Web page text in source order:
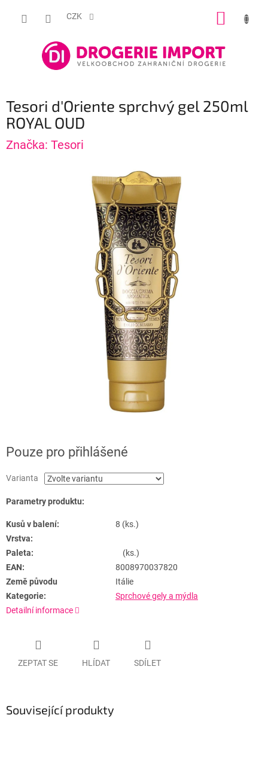
CZK
Tesori d'Oriente sprchvý gel 250ml
ROYAL OUD
Značka: Tesori
Pouze pro přihlášené
Varianta
Parametry produktu:
Kusů v balení:
8 (ks.)
Vrstva:
Paleta:
(ks.)
EAN:
8008970037820
Země původu
Itálie
Kategorie:
Sprchové gely a mýdla
Detailní informace
ZEPTAT SE HLÍDAT SDÍLET
Související produkty